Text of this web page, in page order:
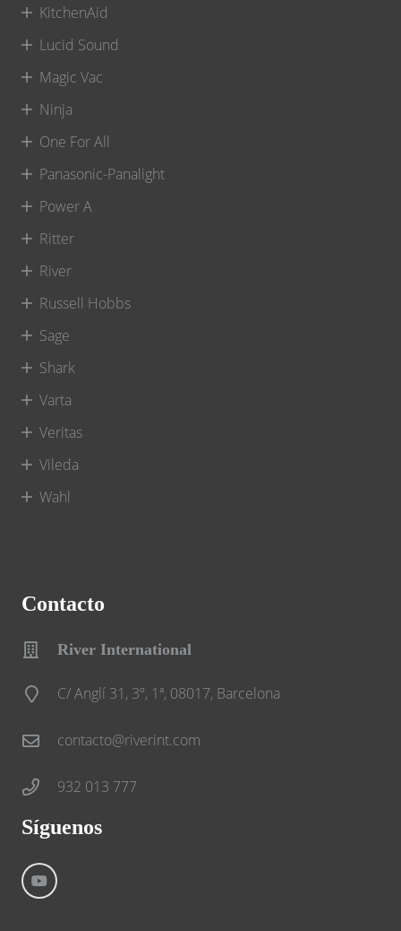
KitchenAid
Lucid Sound
Magic Vac
Ninja
One For All
Panasonic-Panalight
Power A
Ritter
River
Russell Hobbs
Sage
Shark
Varta
Veritas
Vileda
Wahl
Contacto
River International
C/ Anglí 31, 3º, 1ª, 08017, Barcelona
contacto@riverint.com
932 013 777
Síguenos